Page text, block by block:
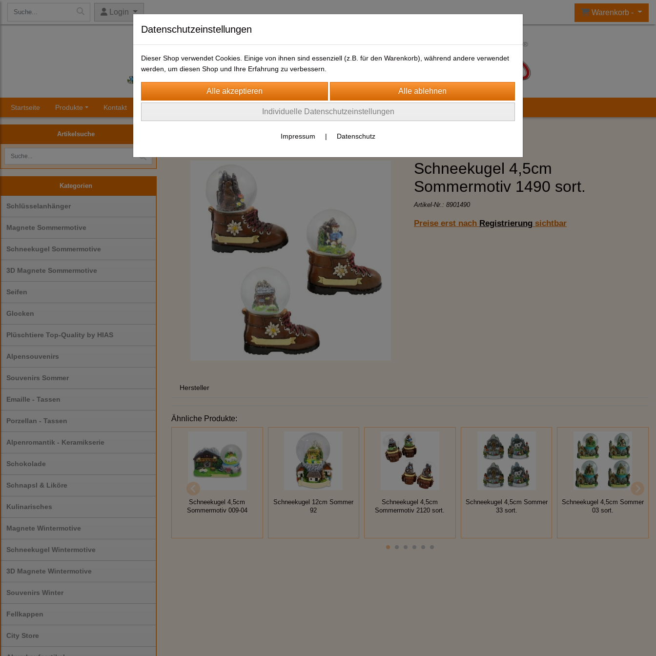
Login Warenkorb -
Startseite Produkte Kontakt
Artikelsuche
Kategorien
Schlüsselanhänger
Magnete Sommermotive
Schneekugel Sommermotive
3D Magnete Sommermotive
Seifen
Glocken
Plüschtiere Top-Quality by HIAS
Alpensouvenirs
Souvenirs Sommer
Emaille - Tassen
Porzellan - Tassen
Alpenromantik - Keramikserie
Schokolade
Schnapsl & Liköre
Kulinarisches
Magnete Wintermotive
Schneekugel Wintermotive
3D Magnete Wintermotive
Souvenirs Winter
Fellkappen
City Store
Schneekugel 4,5cm
Sommermotiv 1490 sort.
Artikel-Nr.: 8901490
Preise erst nach Registrierung sichtbar
Hersteller
Ähnliche Produkte:
Schneekugel 4,5cm
Sommermotiv 009-04
Schneekugel 12cm Sommer
92
Schneekugel 4,5cm
Sommermotiv 2120 sort.
Schneekugel 4,5cm Sommer
33 sort.
Schneekugel 4,5cm Sommer
03 sort.
Datenschutzeinstellungen
Dieser Shop verwendet Cookies. Einige von ihnen sind essenziell (z.B. für den Warenkorb), während andere verwendet
werden, um diesen Shop und Ihre Erfahrung zu verbessern.
Individuelle Datenschutzeinstellungen
Impressum | Datenschutz